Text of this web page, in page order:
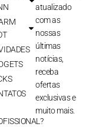
atualizado
com as
nossas
últimas
notícias,
receba
ofertas
exclusivas e
muito mais.